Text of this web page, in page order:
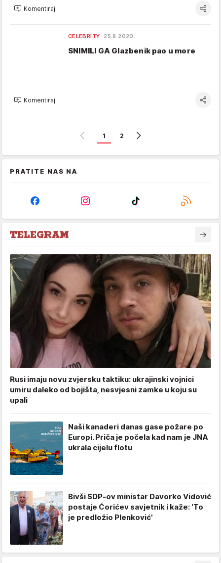
Komentiraj
CELEBRITY 25.8.2020.
SNIMILI GA Glazbenik pao u more
Komentiraj
1 2
PRATITE NAS NA
Rusi imaju novu zvjersku taktiku: ukrajinski vojnici
umiru daleko od bojišta, nesvjesni zamke u koju su
upali
Naši kanaderi danas gase požare po
Europi. Priča je počela kad nam je JNA
ukrala cijelu flotu
Bivši SDP-ov ministar Davorko Vidović
postaje Ćorićev savjetnik i kaže: 'To
je predložio Plenković'